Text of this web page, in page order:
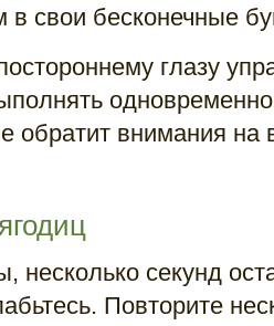
в свои бесконечные
глазу
обратит внимания
секунд
Повторите